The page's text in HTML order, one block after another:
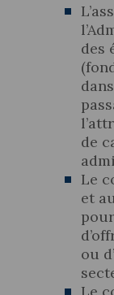
des
de
Le
et
ou
Le